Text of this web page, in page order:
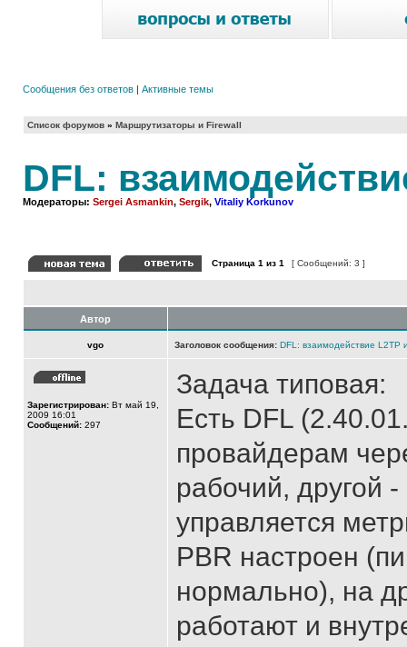
Сообщения без ответов | Активные темы
Список форумов » Маршрутизаторы и Firewall
DFL:
Модераторы: Sergei Asmankin, Sergik, Vitaliy Korkunov
Страница 1 из 1 [ Сообщений: 3 ]
Автор
vgo Заголовок сообщения: DFL: взаимодействие L2TP
Зарегистрирован: Вт май 19,
2009 16:01
Сообщений: 297
Задача типовая:
Есть DFL
провайдерам
рабочий, другой
управляется
PBR настроен
нормально), на
работают и